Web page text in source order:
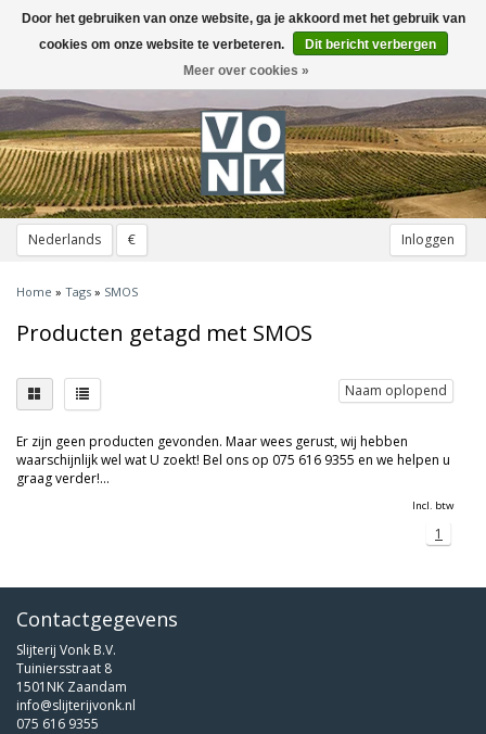
Nederlands € Inloggen
Toggle
navigation
Home » Tags » SMOS
Producten getagd met SMOS
Naam oplopend
Er zijn geen producten gevonden. Maar wees gerust, wij hebben
waarschijnlijk wel wat U zoekt! Bel ons op 075 616 9355 en we helpen u
graag verder!...
Incl. btw
1
Contactgegevens
Slijterij Vonk B.V.
Tuiniersstraat 8
1501NK Zaandam
info@slijterijvonk.nl
075 616 9355
Door het gebruiken van onze website, ga je akkoord met het gebruik van
cookies om onze website te verbeteren.
Dit bericht verbergen
Meer over cookies »